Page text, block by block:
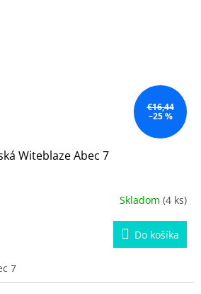
€16,44
–25 %
Witeblaze Abec 7
Skladom (4 ks)
Do košíka
7